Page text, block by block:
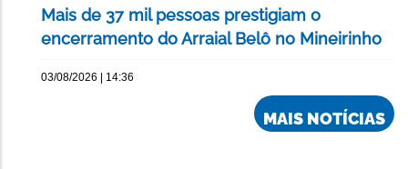
Mais de 37 mil pessoas prestigiam o
encerramento do Arraial Belô no Mineirinho
03/08/2026 | 14:36
MAIS NOTÍCIAS